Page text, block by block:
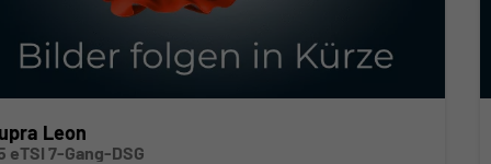
Leon
eTSI 7-Gang-DSG